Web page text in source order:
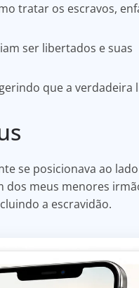
tratar os escravos,
ser libertados e suas
que a verdadeira
se posicionava ao
dos meus menores
a escravidão.